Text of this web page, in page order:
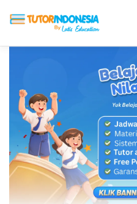
ABOUT US
BIAYA LES TESTIMONI
BLOG DAFTAR